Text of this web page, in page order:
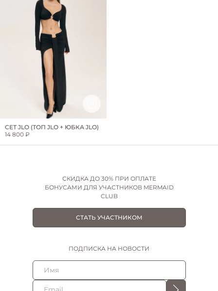
СЕТ JLO (ТОП JLO + ЮБКА JLO)
14 800 ₽
СКИДКА ДО 30% ПРИ ОПЛАТЕ
БОНУСАМИ ДЛЯ УЧАСТНИКОВ MERMAID
CLUB
СТАТЬ УЧАСТНИКОМ
ПОДПИСКА НА НОВОСТИ